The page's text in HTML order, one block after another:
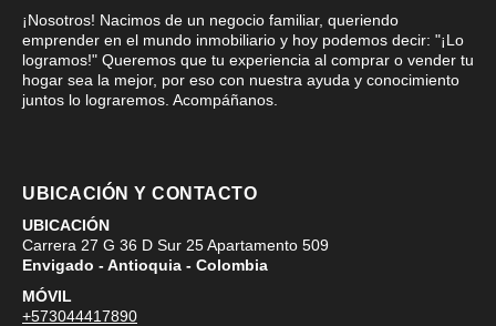
¡Nosotros! Nacimos de un negocio familiar, queriendo
emprender en el mundo inmobiliario y hoy podemos decir: "¡Lo
logramos!" Queremos que tu experiencia al comprar o vender tu
hogar sea la mejor, por eso con nuestra ayuda y conocimiento
juntos lo lograremos. Acompáñanos.
UBICACIÓN Y CONTACTO
UBICACIÓN
Carrera 27 G 36 D Sur 25 Apartamento 509
Envigado - Antioquia - Colombia
MÓVIL
+573044417890